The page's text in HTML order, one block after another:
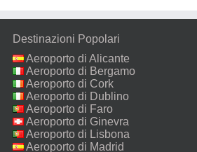
Destinazioni Popolari
Aeroporto di Alicante
Aeroporto di Bergamo
Aeroporto di Cork
Aeroporto di Dublino
Aeroporto di Faro
Aeroporto di Ginevra
Aeroporto di Lisbona
Aeroporto di Madrid